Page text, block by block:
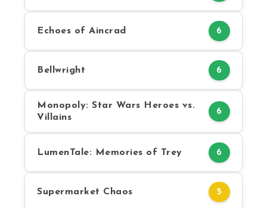
Echoes of Aincrad 6
Bellwright 6
Monopoly: Star Wars Heroes vs.
Villains
6
LumenTale: Memories of Trey 6
Supermarket Chaos 5